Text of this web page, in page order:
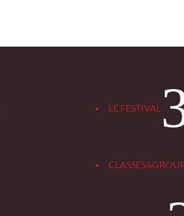
LE FESTIVAL